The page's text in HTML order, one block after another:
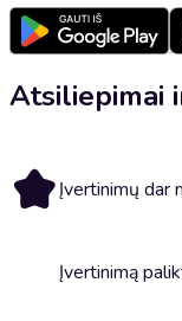
Atsiliepimai
Įvertinimų dar
Įvertinimą